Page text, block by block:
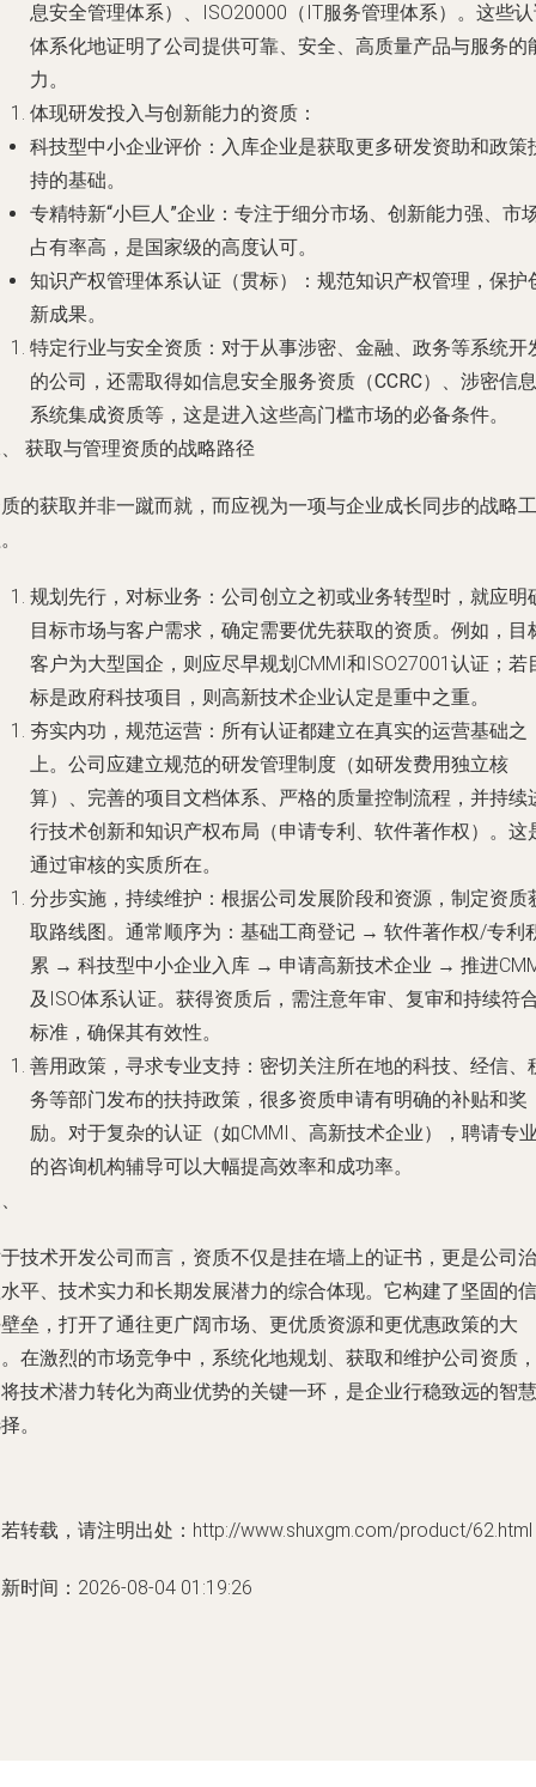
息安全管理体系）、ISO20000（IT服务管理体系）。这些
体系化地证明了公司提供可靠、安全、高质量产品与服务的
力。
体现研发投入与创新能力的资质 ：
科技型中小企业评价 ：入库企业是获取更多研发资助和政策
持的基础。
专精特新“小巨人”企业 ：专注于细分市场、创新能力强、市
占有率高，是国家级的高度认可。
知识产权管理体系认证（贯标）
：规范知识产权管理，保护
新成果。
特定行业与安全资质 ：对于从事涉密、金融、政务等系统开
的公司，还需取得如信息安全服务资质（CCRC） 、 涉密信息
系统集成资质等，这是进入这些高门槛市场的必备条件。
获取与管理资质的战略路径
的获取并非一蹴而就，而应视为一项与企业成长同步的战略工
规划先行，对标业务 ：公司创立之初或业务转型时，就应明
目标市场与客户需求，确定需要优先获取的资质。例如，目
客户为大型国企，则应尽早规划CMMI和ISO27001认证；若
标是政府科技项目，则高新技术企业认定是重中之重。
夯实内功，规范运营 ：所有认证都建立在真实的运营基础之
上。公司应建立规范的研发管理制度（如研发费用独立核
算）、完善的项目文档体系、严格的质量控制流程，并持续
行技术创新和知识产权布局（申请专利、软件著作权）。这
通过审核的实质所在。
分步实施，持续维护 ：根据公司发展阶段和资源，制定资质
取路线图。通常顺序为：基础工商登记 → 软件著作权/专利
累 → 科技型中小企业入库 → 申请高新技术企业 → 推进
及ISO体系认证。获得资质后，需注意年审、复审和持续符
标准，确保其有效性。
善用政策，寻求专业支持 ：密切关注所在地的科技、经信、
务等部门发布的扶持政策，很多资质申请有明确的补贴和奖
励。对于复杂的认证（如CMMI、高新技术企业），聘请专
的咨询机构辅导可以大幅提高效率和成功率。
技术开发公司而言，资质不仅是挂在墙上的证书，更是公司治
平、技术实力和长期发展潜力的综合体现。它构建了坚固的信
垒，打开了通往更广阔市场、更优质资源和更优惠政策的大
在激烈的市场竞争中，系统化地规划、获取和维护公司资质，
技术潜力转化为商业优势的关键一环，是企业行稳致远的智慧
。
转载，请注明出处：http://www.shuxgm.com/product/62.html
时间：2026-08-04 01:19:26